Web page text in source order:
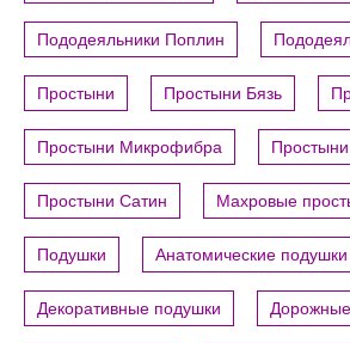
Пододеяльники Поплин
Простыни Простыни Бязь
Простыни Микрофибра
Простыни Сатин Махровые
Подушки Анатомические подушки
Декоративные подушки